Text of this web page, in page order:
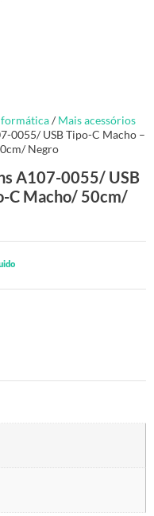
/ Mais acessórios
0055/ USB Tipo-C Macho –
Negro
A107-0055/ USB
C Macho/ 50cm/